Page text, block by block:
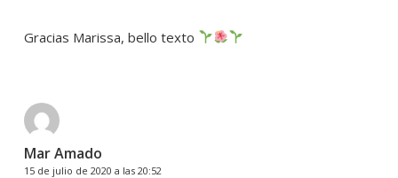
Gracias Marissa, bello texto
Mar Amado
15 de julio de 2020 a las 20:52